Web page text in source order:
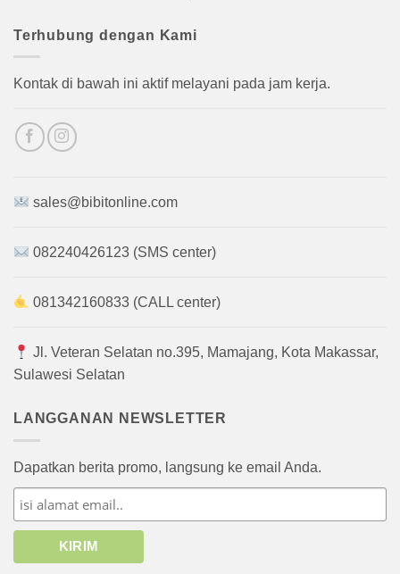
Terhubung dengan Kami
Kontak di bawah ini aktif melayani pada jam kerja.
sales@bibitonline.com
082240426123 (SMS center)
081342160833 (CALL center)
Jl. Veteran Selatan no.395, Mamajang, Kota Makassar,
Sulawesi Selatan
LANGGANAN NEWSLETTER
Dapatkan berita promo, langsung ke email Anda.